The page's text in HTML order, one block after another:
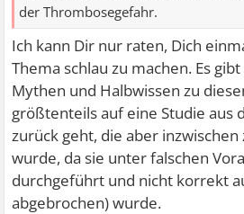
der Thrombosegefahr.
Ich kann Dir nur raten, Dich
Thema schlau zu machen. Es
Mythen und Halbwissen zu
größtenteils auf eine Studie aus
zurück geht, die aber inzwischen
wurde, da sie unter falschen
durchgeführt und nicht korrekt
abgebrochen) wurde.